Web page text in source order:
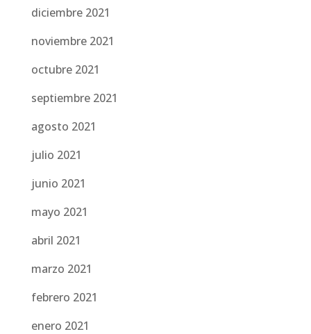
diciembre 2021
noviembre 2021
octubre 2021
septiembre 2021
agosto 2021
julio 2021
junio 2021
mayo 2021
abril 2021
marzo 2021
febrero 2021
enero 2021